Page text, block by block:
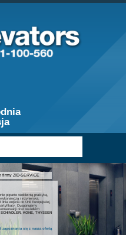
firmy ZID-SERVICE
poparte wieloletnią praktyką,
i inżynierską.
dnia wejścia do Unii Europejskiej,
Dysponujemy
oraz wszelkich
KONE, THYSSEN
zapoznania się z nasza ofertą